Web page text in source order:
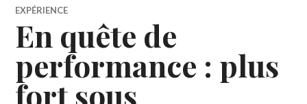
EXPÉRIENCE
En quête de
performance : plus
fort sous